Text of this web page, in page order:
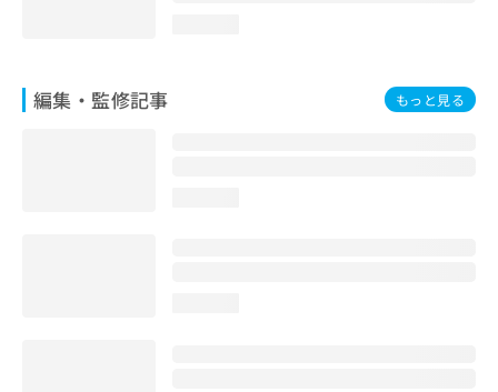
編集・監修記事 もっと見る